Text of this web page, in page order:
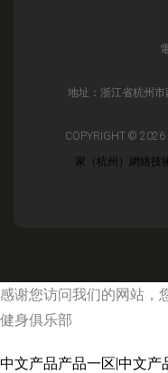
地址：浙江省杭州
COPYRIGHT © 2026
家（杭州）網絡技
感谢您访问我们的网站，
健身俱乐部
中文产品产品一区|中文